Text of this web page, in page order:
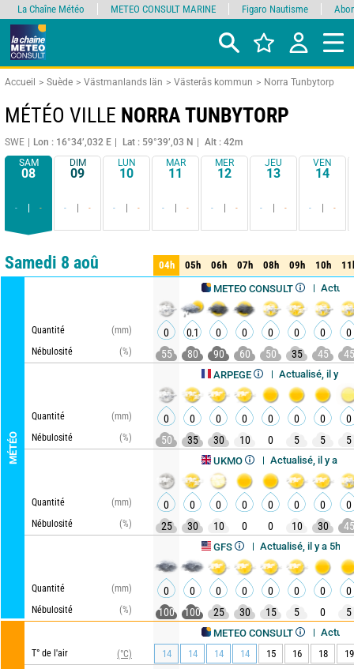
Accueil Suède Västmanlands län Västerås kommun Norra Tunbytorp
MÉTÉO VILLE NORRA TUNBYTORP
SWE Lon : 16°34’,032 E Lat : 59°39’,03 N
Alt : 42m
SAM
08
- -
DIM
09
- -
LUN
10
- -
MAR
11
- -
MER
12
- -
JEU
13
- -
VEN
14
- -
Comparateur détaillé synthétique
Samedi 8 aoû
MÉTÉO
METEO CONSULT Actualisé, il y
Quantité
(mm)
Nébulosité
(%)
ARPEGE Actualisé, il y a 4h
Quantité
(mm)
Nébulosité
(%)
UKMO Actualisé, il y a 8h
Quantité
(mm)
Nébulosité
(%)
Actualisé, il y a 5h
Quantité
(mm)
Nébulosité
(%)
METEO CONSULT Actualisé, il y
T° de l'air (°C)
04h 05h 06h 07h 08h 09h 10h
04h 05h 06h 07h 08h 09h 10h
0 0.1 0 0 0 0 0
0
55
80 90 60 50 35 45 45
0 0 0 0 0 0 0
0
50
35 30 10 0 5 5 5
0 0 0 0 0 0 0
0
25
30 10 0 0 10 30 45
0 0 0 0 0 0 0
0
100
100 25 30 15 5 0 5
14 14 14 14 15 16 18 19
La Chaîne Météo METEO CONSULT MARINE Figaro Nautisme